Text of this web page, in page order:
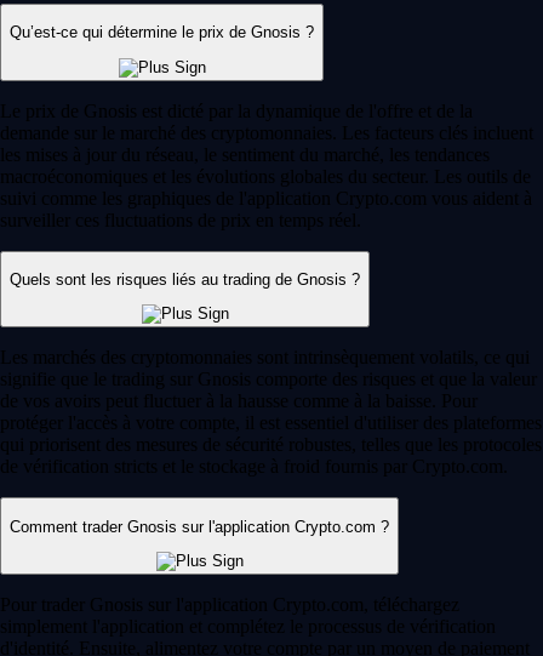
Qu’est-ce qui détermine le prix de Gnosis ?
Le prix de Gnosis est dicté par la dynamique de l'offre et de la
demande sur le marché des cryptomonnaies. Les facteurs clés incluent
les mises à jour du réseau, le sentiment du marché, les tendances
macroéconomiques et les évolutions globales du secteur. Les outils de
suivi comme les graphiques de l'application Crypto.com vous aident à
surveiller ces fluctuations de prix en temps réel.
Quels sont les risques liés au trading de Gnosis ?
Les marchés des cryptomonnaies sont intrinsèquement volatils, ce qui
signifie que le trading sur Gnosis comporte des risques et que la valeur
de vos avoirs peut fluctuer à la hausse comme à la baisse. Pour
protéger l'accès à votre compte, il est essentiel d'utiliser des plateformes
qui priorisent des mesures de sécurité robustes, telles que les protocoles
de vérification stricts et le stockage à froid fournis par Crypto.com.
Comment trader Gnosis sur l'application Crypto.com ?
Pour trader Gnosis sur l'application Crypto.com, téléchargez
simplement l'application et complétez le processus de vérification
d'identité. Ensuite, alimentez votre compte par un moyen de paiement